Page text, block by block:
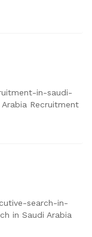
in-saudi-
Recruitment
search-in-
in Saudi Arabia